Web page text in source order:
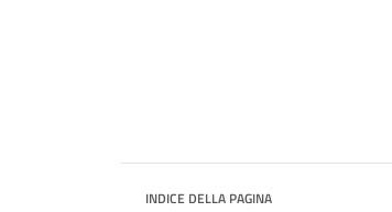
INDICE DELLA PAGINA